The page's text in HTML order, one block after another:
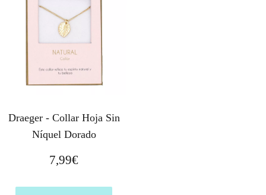
Draeger - Collar Hoja Sin
Níquel Dorado
7,99€